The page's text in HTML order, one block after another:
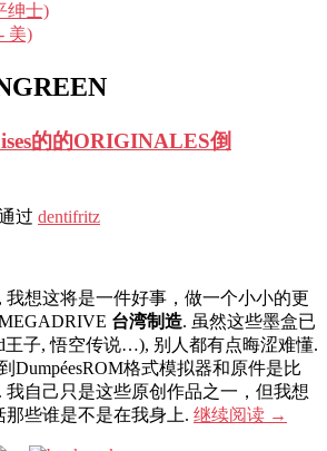
绅士)
美)
的的ORIGINALES倒
过 dentifritz
我想这将是一件好事，做一个小小的更
台湾制造. 虽然这些墨盒已
王子, 悟空传说…), 别人都有点晦涩难懂.
DumpéesROM格式模拟器和原件是比
我自己只是这些原创作品之一，但我想
些谁是不是在我身上. 继续阅读 →